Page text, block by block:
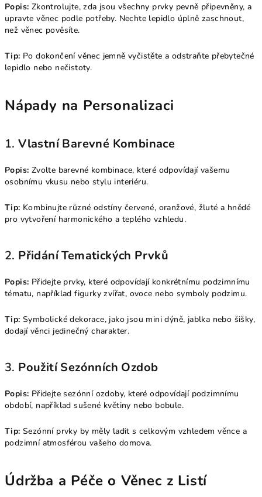
Popis: Zkontrolujte, zda jsou všechny prvky pevně připevněny, a
upravte věnec podle potřeby. Nechte lepidlo úplně zaschnout,
než věnec pověsíte.
Tip: Po dokončení věnec jemně vyčistěte a odstraňte přebytečné
lepidlo nebo nečistoty.
Nápady na Personalizaci
1.Vlastní Barevné Kombinace
Popis: Zvolte barevné kombinace, které odpovídají vašemu
osobnímu vkusu nebo stylu interiéru.
Tip: Kombinujte různé odstíny červené, oranžové, žluté a hnědé
pro vytvoření harmonického a teplého vzhledu.
2. Přidání Tematických Prvků
Popis: Přidejte prvky, které odpovídají konkrétnímu podzimnímu
tématu, například figurky zvířat, ovoce nebo symboly podzimu.
Tip: Symbolické dekorace, jako jsou mini dýně, jablka nebo šišky,
dodají věnci jedinečný charakter.
3. Použití Sezónních Ozdob
Popis: Přidejte sezónní ozdoby, které odpovídají podzimnímu
období, například sušené květiny nebo bobule.
Tip: Sezónní prvky by měly ladit s celkovým vzhledem věnce a
podzimní atmosférou vašeho domova.
Údržba a Péče o Věnec z Listí